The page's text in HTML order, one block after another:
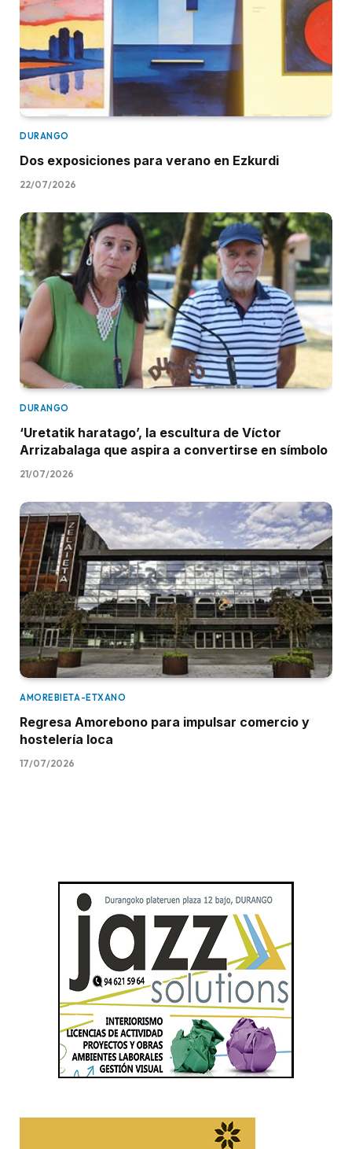
DURANGO
Dos exposiciones para verano en Ezkurdi
22/07/2026
DURANGO
‘Uretatik haratago’, la escultura de Víctor
Arrizabalaga que aspira a convertirse en símbolo
21/07/2026
AMOREBIETA-ETXANO
Regresa Amorebono para impulsar comercio y
hostelería loca
17/07/2026